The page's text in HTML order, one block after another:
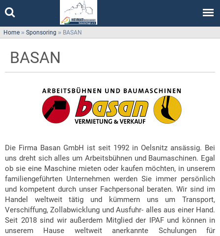
Home » Sponsoring » BASAN
BASAN
Die Firma Basan GmbH ist seit 1992 in Oelsnitz ansässig. Bei
uns dreht sich alles um Arbeitsbühnen und Baumaschinen. Egal
ob sie eine Maschine mieten oder kaufen möchten, in unserem
familiengeführten Unternehmen werden Sie immer persönlich
und kompetent durch unser Fachpersonal beraten. Wir sind im
Handel weltweit tätig und kümmern uns um Transport,
Verschiffung, Zollabwicklung und Ausfuhr- alles aus einer Hand.
Seit 2018 sind wir außerdem Mitglied der IPAF und können in
unserem Hause weltweit anerkannte Schulungen für